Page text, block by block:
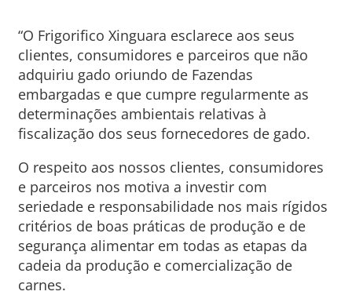
“O Frigorifico Xinguara esclarece aos seus
clientes, consumidores e parceiros que não
adquiriu gado oriundo de Fazendas
embargadas e que cumpre regularmente as
determinações ambientais relativas à
fiscalização dos seus fornecedores de gado.
O respeito aos nossos clientes, consumidores
e parceiros nos motiva a investir com
seriedade e responsabilidade nos mais rígidos
critérios de boas práticas de produção e de
segurança alimentar em todas as etapas da
cadeia da produção e comercialização de
carnes.